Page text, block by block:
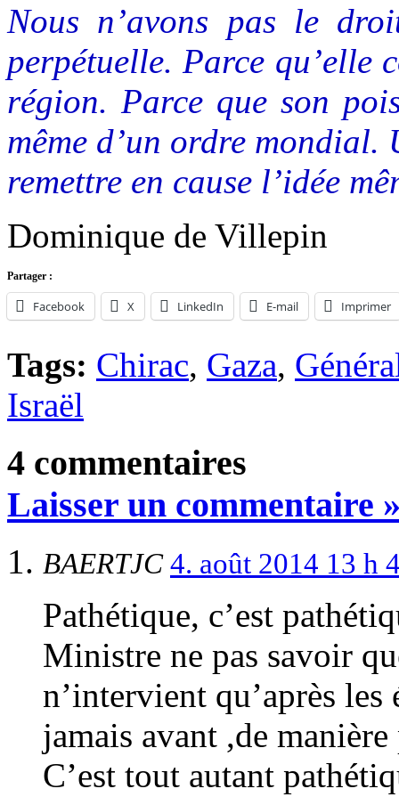
Nous n’avons pas le
perpétuelle. Parce qu’elle
région. Parce que son
même d’un ordre
remettre en cause l’idée
Dominique de Villepin
Partager :
Facebook X LinkedIn E-mail Imprimer
Tags: Chirac, Gaza,
Israël
4 commentaires
Laisser un commentaire
BAERTJC4. août 2014 13 h
Pathétique, c’est
Ministre ne pas savoir
n’intervient qu’après
jamais avant ,de
C’est tout autant